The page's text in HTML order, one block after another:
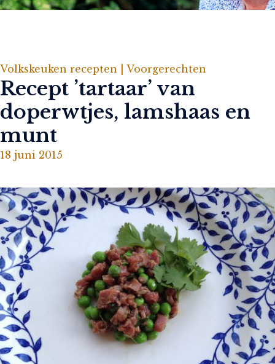
Volkskeuken recepten | Voorgerechten
Recept ’tartaar’ van
doperwtjes, lamshaas en
munt
18 juni 2015